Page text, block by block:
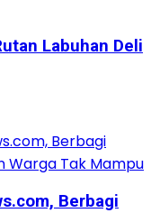
Labuhan Deli
Berbagi